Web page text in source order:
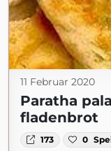
11 Februar 2020
Paratha
fladenbrot
173 0